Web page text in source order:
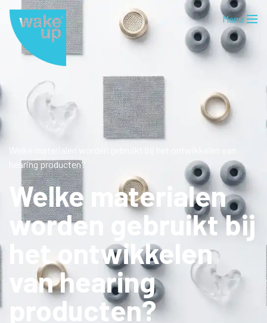
Welke materialen worden gebruikt bij het ontwikkelen van
hearing producten?
Welke materialen
worden gebruikt bij
het ontwikkelen
van hearing
producten?